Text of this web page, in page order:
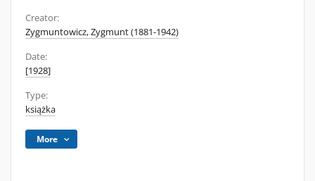
Creator:
Zygmuntowicz, Zygmunt (1881-1942)
Date:
[1928]
Type:
książka
More